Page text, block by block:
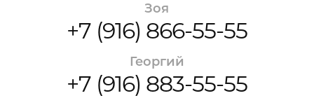
Зоя
+7 (916) 866-55-55
Георгий
+7 (916) 883-55-55